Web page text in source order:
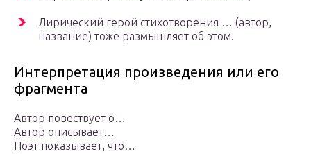
Лирический герой стихотворения … (автор,
название) тоже размышляет об этом.
Интерпретация произведения или его
фрагмента
Автор повествует о…
Автор описывает…
Поэт показывает, что…